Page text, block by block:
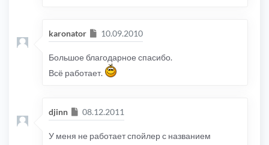
karonator Сообщение
10.09.2010
Большое благодарное спасибо.
Всё работает.
djinn Сообщение
08.12.2011
У меня не работает спойлер с названием